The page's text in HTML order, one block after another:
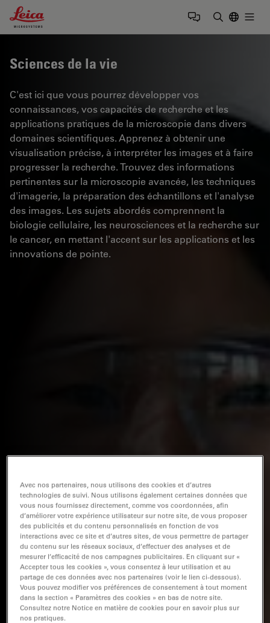
Leica Microsystems Logo
Sciences de la vie
C'est ici que vous pourrez développer vos
connaissances, vos capacités de recherche et les
applications pratiques de la microscopie dans divers
domaines scientifiques. Apprenez à obtenir une
visualisation précise, à interpréter les images et à faire
progresser la recherche. Trouvez des informations
pertinentes sur la microscopie avancée, les techniques
d'imagerie, la préparation des échantillons et l'analyse
des images. Les sujets abordés comprennent la
biologie cellulaire, les neurosciences et la recherche sur
le cancer, en mettant l'accent sur les applications et les
innovations de pointe.
Avec nos partenaires, nous utilisons des cookies et d’autres
technologies de suivi. Nous utilisons également certaines données que
vous nous fournissez directement, comme vos coordonnées, afin
d’améliorer votre expérience utilisateur sur notre site, de vous proposer
des publicités et du contenu personnalisés en fonction de vos
interactions avec ce site et d’autres sites, de vous permettre de partager
du contenu sur les réseaux sociaux, d’effectuer des analyses et de
mesurer l’efficacité de nos campagnes publicitaires. En cliquant sur «
Accepter tous les cookies », vous consentez à leur utilisation et au
partage de ces données avec nos partenaires (voir le lien ci-dessous).
Vous pouvez modifier vos préférences de consentement à tout moment
dans la section « Paramètres des cookies » en bas de notre site.
Consultez notre Notice en matière de cookies pour en savoir plus sur
nos pratiques.